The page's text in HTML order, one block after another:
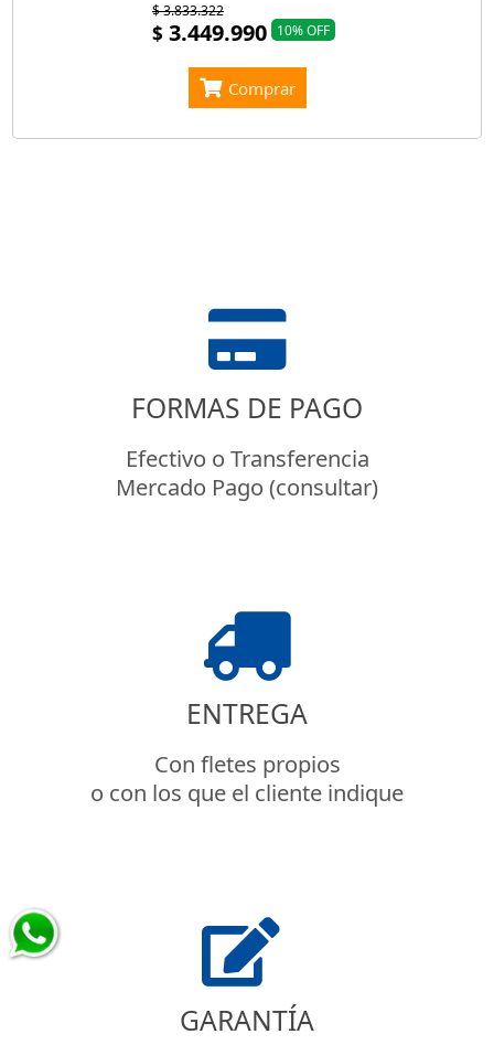
$ 3.449.990
$ 3.833.322
10% OFF
Comprar
FORMAS DE PAGO
Efectivo o Transferencia
Mercado Pago (consultar)
ENTREGA
Con fletes propios
o con los que el cliente indique
GARANTÍA